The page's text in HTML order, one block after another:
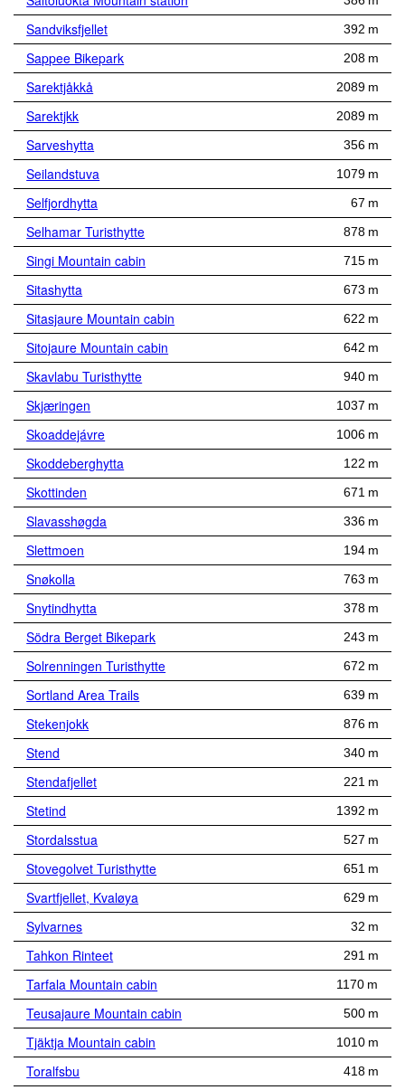
Sandviksfjellet 392 m
Sappee Bikepark 208 m
Sarektjåkkå 2089 m
Sarektjkk 2089 m
Sarveshytta 356 m
Seilandstuva 1079 m
Selfjordhytta 67 m
Selhamar Turisthytte 878 m
Singi Mountain cabin 715 m
Sitashytta 673 m
Sitasjaure Mountain cabin 622 m
Sitojaure Mountain cabin 642 m
Skavlabu Turisthytte 940 m
Skjæringen 1037 m
Skoaddejávre 1006 m
Skoddeberghytta 122 m
Skottinden 671 m
Slavasshøgda 336 m
Slettmoen 194 m
Snøkolla 763 m
Snytindhytta 378 m
Södra Berget Bikepark 243 m
Solrenningen Turisthytte 672 m
Sortland Area Trails 639 m
Stekenjokk 876 m
Stend 340 m
Stendafjellet 221 m
Stetind 1392 m
Stordalsstua 527 m
Stovegolvet Turisthytte 651 m
Svartfjellet, Kvaløya 629 m
Sylvarnes 32 m
Tahkon Rinteet 291 m
Tarfala Mountain cabin 1170 m
Teusajaure Mountain cabin 500 m
Tjäktja Mountain cabin 1010 m
Toralfsbu 418 m